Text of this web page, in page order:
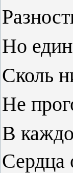
Но
Сколь
Не
В
Сердца